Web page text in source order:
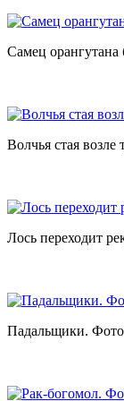
Самец
Волчья стая
Лось переходит
Падальщики.